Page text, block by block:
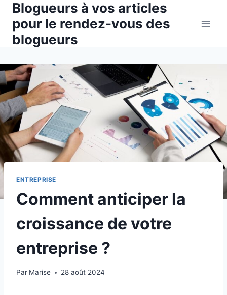
Aller
contenu
Blogueurs à vos articles
pour le rendez-vous des
blogueurs
ENTREPRISE
Comment anticiper la
croissance de votre
entreprise ?
Par Marise 28 août 2024